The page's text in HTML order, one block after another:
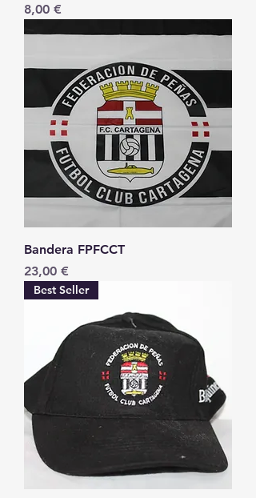
Precio
8,00 €
Bandera FPFCCT
Precio
23,00 €
Best Seller